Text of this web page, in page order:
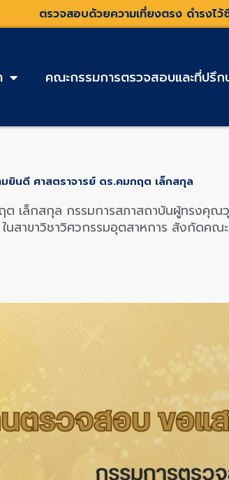
ตรวจสอบด้วยความเที่ยงตรง ดำรงไว้
คณะกรรมการตรวจสอบและที่ปรึก
ยินดี ศาสตราจารย์ ดร.คมกฤต เล็กสกุล
ล็กสกุล กรรมการสภาสถาบันผู้ทรงคุณวุ
นสาขาวิชาวิศวกรรมอุตสาหการ สังกัดค